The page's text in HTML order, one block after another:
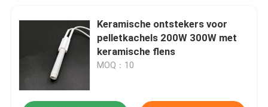
Keramische ontstekers voor
pelletkachels 200W 300W met
keramische flens
MOQ：10